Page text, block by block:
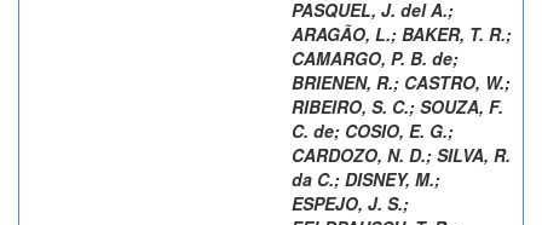
PASQUEL, J. del A.;
ARAGÃO, L.; BAKER, T. R.;
CAMARGO, P. B. de;
BRIENEN, R.; CASTRO, W.;
RIBEIRO, S. C.; SOUZA, F.
C. de; COSIO, E. G.;
CARDOZO, N. D.; SILVA, R.
da C.; DISNEY, M.;
ESPEJO, J. S.;